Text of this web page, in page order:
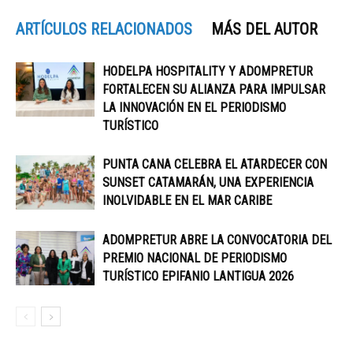
ARTÍCULOS RELACIONADOS MÁS DEL AUTOR
HODELPA HOSPITALITY Y ADOMPRETUR
FORTALECEN SU ALIANZA PARA IMPULSAR
LA INNOVACIÓN EN EL PERIODISMO
TURÍSTICO
PUNTA CANA CELEBRA EL ATARDECER CON
SUNSET CATAMARÁN, UNA EXPERIENCIA
INOLVIDABLE EN EL MAR CARIBE
ADOMPRETUR ABRE LA CONVOCATORIA DEL
PREMIO NACIONAL DE PERIODISMO
TURÍSTICO EPIFANIO LANTIGUA 2026